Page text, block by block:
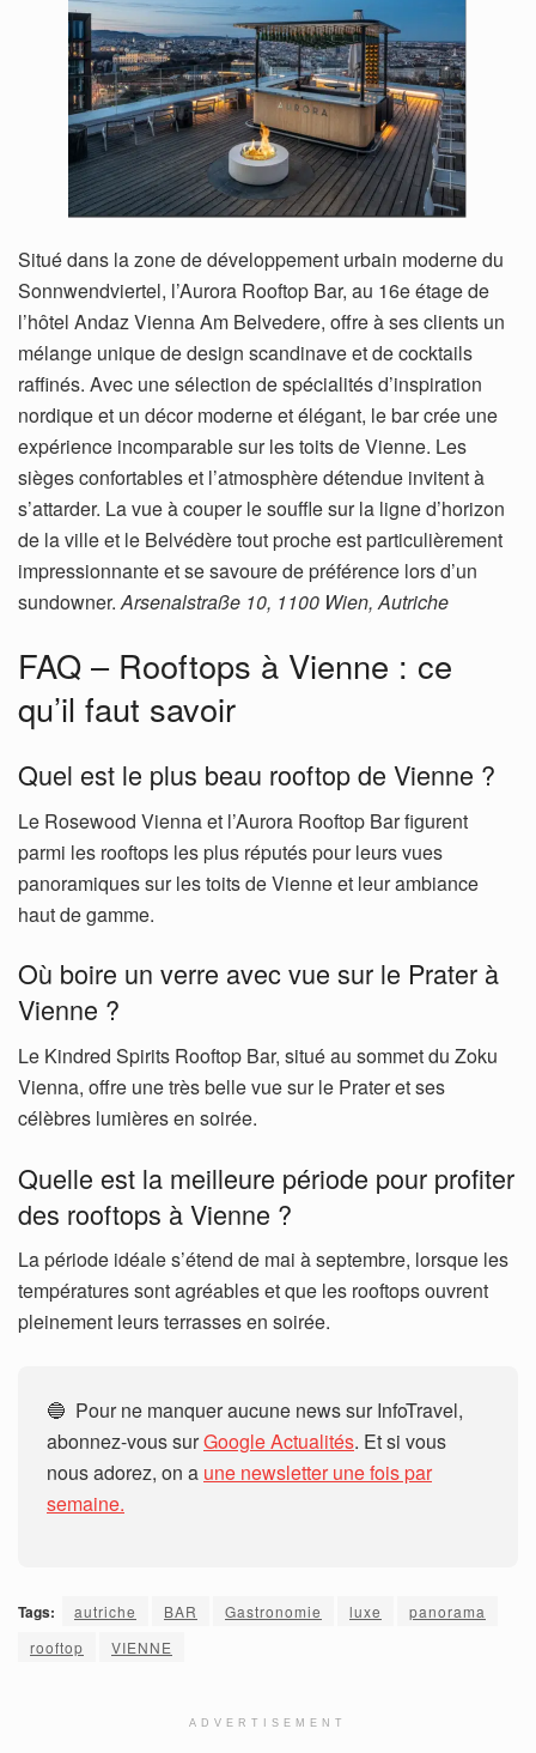
Situé dans la zone de développement urbain moderne du
Sonnwendviertel, l’Aurora Rooftop Bar, au 16e étage de
l’hôtel Andaz Vienna Am Belvedere, offre à ses clients un
mélange unique de design scandinave et de cocktails
raffinés. Avec une sélection de spécialités d’inspiration
nordique et un décor moderne et élégant, le bar crée une
expérience incomparable sur les toits de Vienne. Les
sièges confortables et l’atmosphère détendue invitent à
s’attarder. La vue à couper le souffle sur la ligne d’horizon
de la ville et le Belvédère tout proche est particulièrement
impressionnante et se savoure de préférence lors d’un
sundowner.Arsenalstraße 10, 1100 Wien, Autriche
FAQ – Rooftops à Vienne : ce
qu’il faut savoir
Quel est le plus beau rooftop de Vienne ?
Le Rosewood Vienna et l’Aurora Rooftop Bar figurent
parmi les rooftops les plus réputés pour leurs vues
panoramiques sur les toits de Vienne et leur ambiance
haut de gamme.
Où boire un verre avec vue sur le Prater à
Vienne ?
Le Kindred Spirits Rooftop Bar, situé au sommet du Zoku
Vienna, offre une très belle vue sur le Prater et ses
célèbres lumières en soirée.
Quelle est la meilleure période pour profiter
des rooftops à Vienne ?
La période idéale s’étend de mai à septembre, lorsque les
températures sont agréables et que les rooftops ouvrent
pleinement leurs terrasses en soirée.
🔵 Pour ne manquer aucune news sur InfoTravel,
abonnez-vous surGoogle Actualités. Et si vous
nous adorez, on a une newsletter une fois par
semaine.
Tags: autriche BAR Gastronomie luxe
panorama
rooftop
VIENNE
ADVERTISEMENT